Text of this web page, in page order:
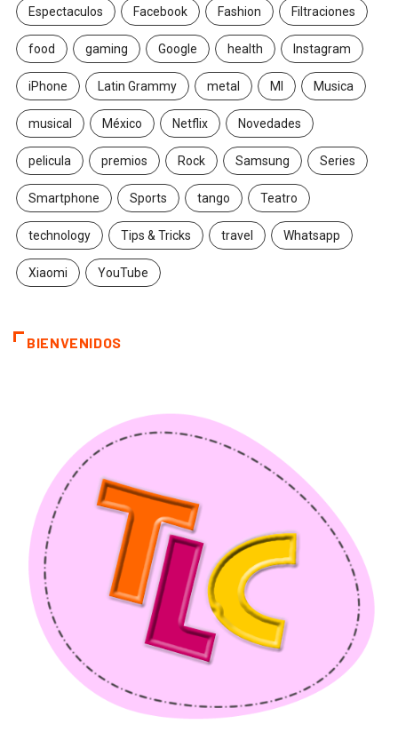
Espectaculos Facebook Fashion Filtraciones
food gaming Google health Instagram
iPhone Latin Grammy metal MI Musica
musical México Netflix Novedades
pelicula premios Rock Samsung Series
Smartphone Sports tango Teatro
technology Tips & Tricks travel Whatsapp
Xiaomi YouTube
BIENVENIDOS